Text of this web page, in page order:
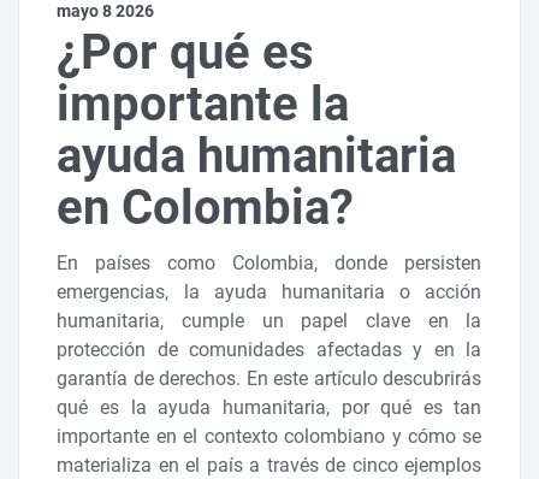
mayo 8 2026
¿Por qué es
importante la
ayuda humanitaria
en Colombia?
En países como Colombia, donde persisten
emergencias, la ayuda humanitaria o acción
humanitaria, cumple un papel clave en la
protección de comunidades afectadas y en la
garantía de derechos. En este artículo descubrirás
qué es la ayuda humanitaria, por qué es tan
importante en el contexto colombiano y cómo se
materializa en el país a través de cinco ejemplos